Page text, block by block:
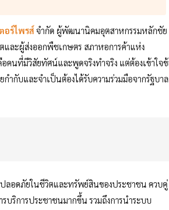
อร์ไพรส์ จำกัด ผู้พัฒนานิคมอุตสาหกรรมหลักชัย
และผู้ส่งออกพืชเกษตร สภาหอการค้าแห่ง
คนที่มีวิสัยทัศน์และพูดจริงทำจริง แต่ต้องเข้าใจ
ำกับและจำเป็นต้องได้รับความร่วมมือจากรัฐบาล
ปลอดภัยในชีวิตและทรัพย์สินของประชาชน ควบคู่
บริการประชาชนมากขึ้น รวมถึงการนำระบบ